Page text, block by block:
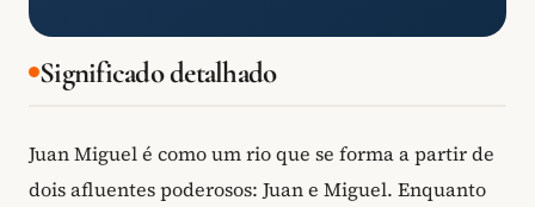
Significado detalhado
Juan Miguel é como um rio que se forma a partir de
dois afluentes poderosos: Juan e Miguel. Enquanto